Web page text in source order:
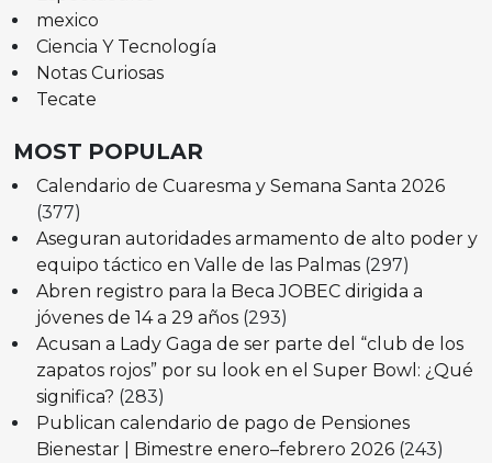
mexico
Ciencia Y Tecnología
Notas Curiosas
Tecate
MOST POPULAR
Calendario de Cuaresma y Semana Santa 2026
(377)
Aseguran autoridades armamento de alto poder y
equipo táctico en Valle de las Palmas (297)
Abren registro para la Beca JOBEC dirigida a
jóvenes de 14 a 29 años (293)
Acusan a Lady Gaga de ser parte del “club de los
zapatos rojos” por su look en el Super Bowl: ¿Qué
significa? (283)
Publican calendario de pago de Pensiones
Bienestar | Bimestre enero–febrero 2026 (243)